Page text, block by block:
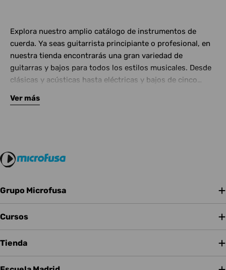
Explora nuestro amplio catálogo de instrumentos de
cuerda. Ya seas guitarrista principiante o profesional, en
nuestra tienda encontrarás una gran variedad de
guitarras y bajos para todos los estilos musicales. Desde
clásicas y acústicas hasta eléctricas y bajos de cinco
Complementa tu instrumento con amplificadores de
Ver más
Grupo Microfusa
Cursos
Tienda